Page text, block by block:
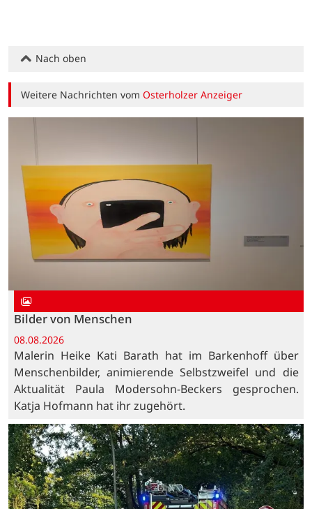
Nach oben
Weitere Nachrichten vomOsterholzer Anzeiger
Bilder von Menschen
08.08.2026
Malerin Heike Kati Barath hat im Barkenhoff über
Menschenbilder, animierende Selbstzweifel und die
Aktualität Paula Modersohn-Beckers gesprochen.
Katja Hofmann hat ihr zugehört.